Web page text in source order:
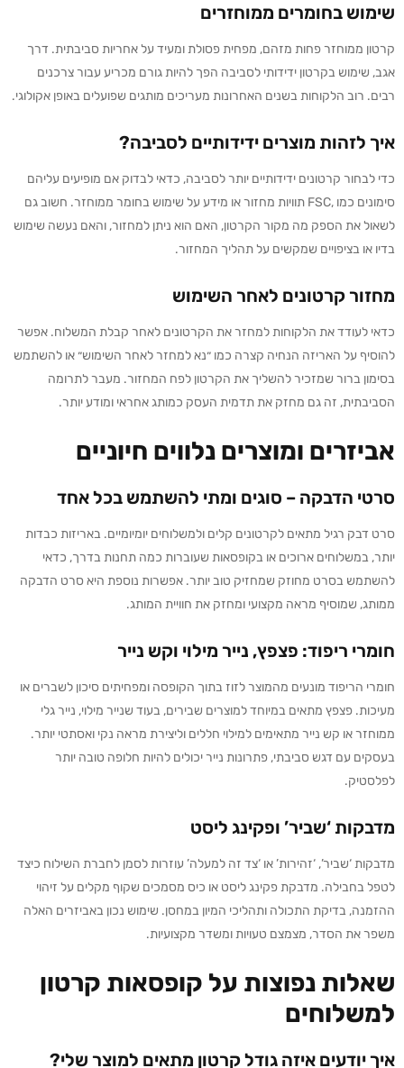
שימוש בחומרים ממוחזרים
קרטון ממוחזר פחות מזהם, מפחית פסולת ומעיד על אחריות סביבתית. דרך
אגב, שימוש בקרטון ידידותי לסביבה הפך להיות גורם מכריע עבור צרכנים
רבים. רוב הלקוחות בשנים האחרונות מעריכים מותגים שפועלים באופן אקולוגי.
איך לזהות מוצרים ידידותיים לסביבה?
כדי לבחור קרטונים ידידותיים יותר לסביבה, כדאי לבדוק אם מופיעים עליהם
סימונים כמו ,FSC תוויות מחזור או מידע על שימוש בחומר ממוחזר. חשוב גם
לשאול את הספק מה מקור הקרטון, האם הוא ניתן למחזור, והאם נעשה שימוש
בדיו או בציפויים שמקשים על תהליך המחזור.
מחזור קרטונים לאחר השימוש
כדאי לעודד את הלקוחות למחזר את הקרטונים לאחר קבלת המשלוח. אפשר
להוסיף על האריזה הנחיה קצרה כמו ״נא למחזר לאחר השימוש״ או להשתמש
בסימון ברור שמזכיר להשליך את הקרטון לפח המחזור. מעבר לתרומה
הסביבתית, זה גם מחזק את תדמית העסק כמותג אחראי ומודע יותר.
אביזרים ומוצרים נלווים חיוניים
סרטי הדבקה – סוגים ומתי להשתמש בכל אחד
סרט דבק רגיל מתאים לקרטונים קלים ולמשלוחים יומיומיים. באריזות כבדות
יותר, במשלוחים ארוכים או בקופסאות שעוברות כמה תחנות בדרך, כדאי
להשתמש בסרט מחוזק שמחזיק טוב יותר. אפשרות נוספת היא סרט הדבקה
ממותג, שמוסיף מראה מקצועי ומחזק את חוויית המותג.
חומרי ריפוד: פצפץ, נייר מילוי וקש נייר
חומרי הריפוד מונעים מהמוצר לזוז בתוך הקופסה ומפחיתים סיכון לשברים או
מעיכות. פצפץ מתאים במיוחד למוצרים שבירים, בעוד שנייר מילוי, נייר גלי
ממוחזר או קש נייר מתאימים למילוי חללים וליצירת מראה נקי ואסתטי יותר.
בעסקים עם דגש סביבתי, פתרונות נייר יכולים להיות חלופה טובה יותר
לפלסטיק.
מדבקות ‘שביר’ ופקינג ליסט
מדבקות ‘שביר’, ‘זהירות’ או ‘צד זה למעלה’ עוזרות לסמן לחברת השילוח כיצד
לטפל בחבילה. מדבקת פקינג ליסט או כיס מסמכים שקוף מקלים על זיהוי
ההזמנה, בדיקת התכולה ותהליכי המיון במחסן. שימוש נכון באביזרים האלה
משפר את הסדר, מצמצם טעויות ומשדר מקצועיות.
שאלות נפוצות על קופסאות קרטון
למשלוחים
איך יודעים איזה גודל קרטון מתאים למוצר שלי?